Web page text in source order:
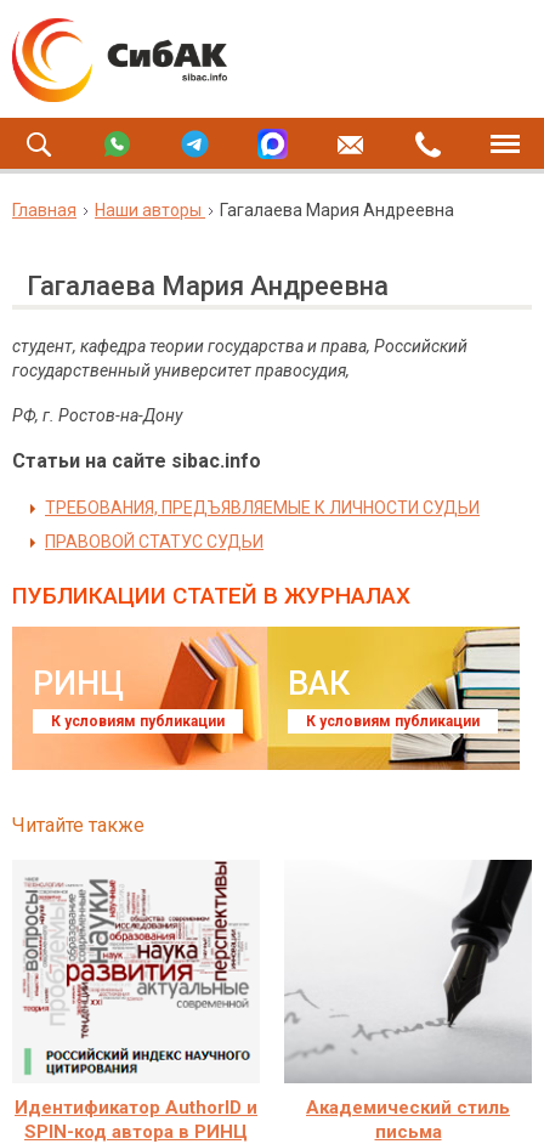
Главная Наши авторы Гагалаева Мария Андреевна
Гагалаева Мария Андреевна
студент, кафедра теории государства и права, Российский
государственный университет правосудия,
РФ, г. Ростов-на-Дону
Статьи на сайте sibac.info
ТРЕБОВАНИЯ, ПРЕДЪЯВЛЯЕМЫЕ К ЛИЧНОСТИ СУДЬИ
ПРАВОВОЙ СТАТУС СУДЬИ
ПУБЛИКАЦИИ СТАТЕЙ В ЖУРНАЛАХ
РИНЦ
К условиям публикации
ВАК
К условиям публикации
Читайте также
Идентификатор AuthorID и
SPIN-код автора в РИНЦ
Академический стиль
письма